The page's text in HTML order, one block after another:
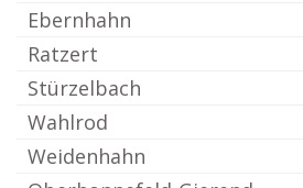
Ebernhahn
Ratzert
Stürzelbach
Wahlrod
Weidenhahn